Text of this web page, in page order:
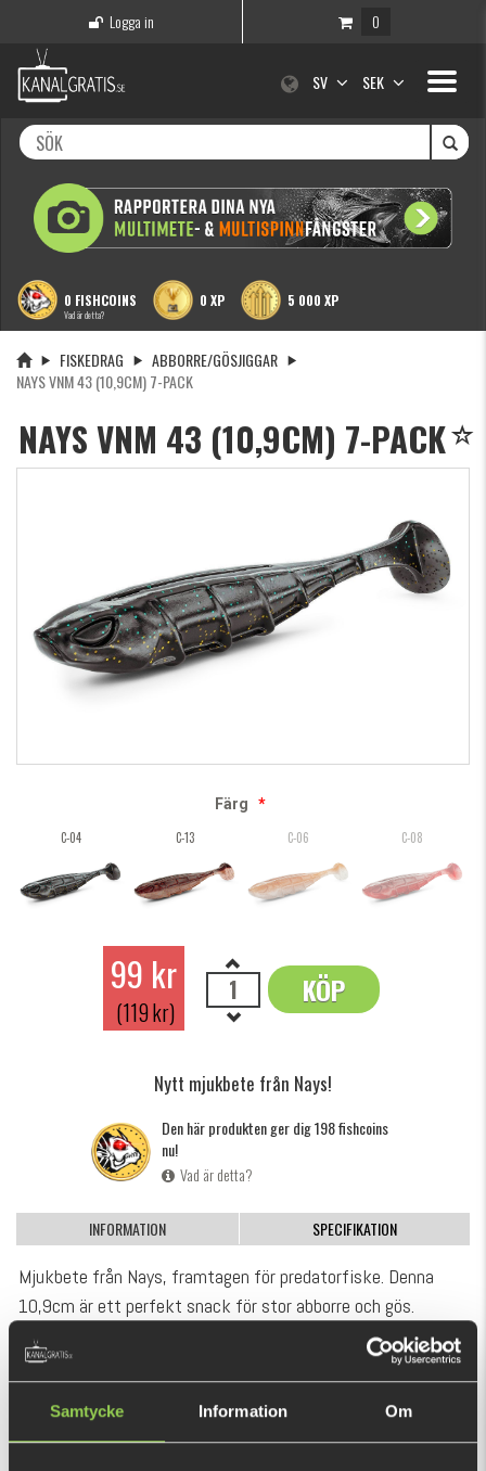
Samtycke Information Om
Logga in 0
Toggle
SV SEK
0 FISHCOINS
Vad är detta?
0 XP 5 000 XP
FISKEDRAG
ABBORRE/GÖSJIGGAR
NAYS VNM 43 (10,9CM) 7-PACK
NAYS VNM 43 (10,9CM) 7-PACK
Färg
*
C-04
C-13 C-06 C-08
99 kr
(119 kr)
KÖP
OK
Nytt mjukbete från Nays!
Den här produkten ger dig 198 fishcoins
nu!
Vad är detta?
INFORMATION SPECIFIKATION
Mjukbete från Nays, framtagen för predatorfiske. Denna
10,9cm är ett perfekt snack för stor abborre och gös.
Kommer i 7-pack.